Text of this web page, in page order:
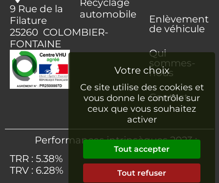
9 Rue de la
Filature
25260 COLOMBIER-
FONTAINE
automobile
Enlèvement
de véhicule
Qui
sommes-
nous
Contact
Performances intrinsèques 2023 :
TRR : 5.38%
TRV : 6.28%
Ce site utilise des cookies et
vous donne le contrôle sur
ceux que vous souhaitez
activer
Tout accepter
Tout refuser